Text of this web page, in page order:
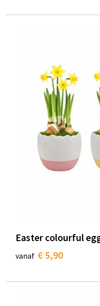
Easter colourful
vanaf € 5,90